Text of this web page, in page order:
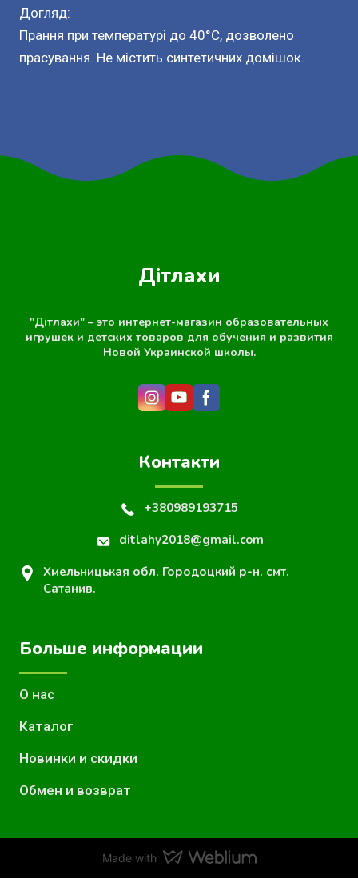
Догляд:
Прання при температурі до 40°C, дозволено
прасування. Не містить синтетичних домішок.
Дітлахи
"Дітлахи" – это интернет-магазин образовательных
игрушек и детских товаров для обучения и развития
Новой Украинской школы.
Контакти
+380989193715
ditlahy2018@gmail.com
Хмельницькая обл. Городоцкий р-н. смт.
Сатанив.
Больше информации
О нас
Каталог
Новинки и скидки
Обмен и возврат
Made with